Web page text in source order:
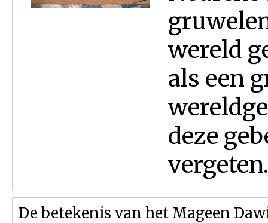
wereld
als een
deze
De betekenis van het Mageen